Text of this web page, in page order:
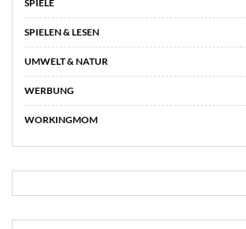
SPIELE
SPIELEN & LESEN
UMWELT & NATUR
WERBUNG
WORKINGMOM